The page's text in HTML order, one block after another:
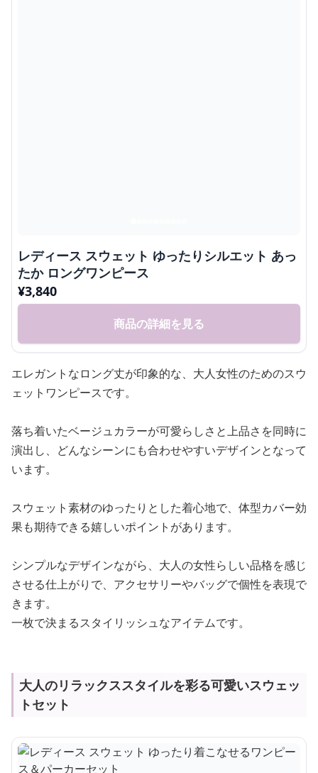
レディース スウェット ゆったりシルエット あっ
たか ロングワンピース
¥3,840
商品の詳細を見る
エレガントなロング丈が印象的な、大人女性のためのスウ
ェットワンピースです。
落ち着いたベージュカラーが可愛らしさと上品さを同時に
演出し、どんなシーンにも合わせやすいデザインとなって
います。
スウェット素材のゆったりとした着心地で、体型カバー効
果も期待できる嬉しいポイントがあります。
シンプルなデザインながら、大人の女性らしい品格を感じ
させる仕上がりで、アクセサリーやバッグで個性を表現で
きます。
一枚で決まるスタイリッシュなアイテムです。
大人のリラックススタイルを彩る可愛いスウェッ
トセット